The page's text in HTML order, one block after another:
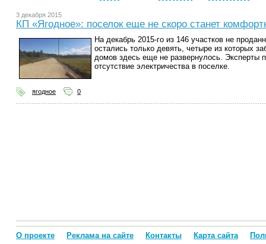
3 декабря 2015
КП «Ягодное»: поселок еще не скоро станет
На декабрь 2015-го из 146 участков не
остались только девять, четыре из которых
домов здесь еще не развернулось. Эксперты
отсутствие электричества в поселке.
ягодное 0
О проекте Реклама на сайте Контакты Карта сайта